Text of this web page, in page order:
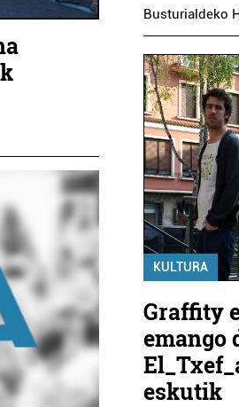
Busturialdeko
KULTURA
Graffity
emango
eskutik